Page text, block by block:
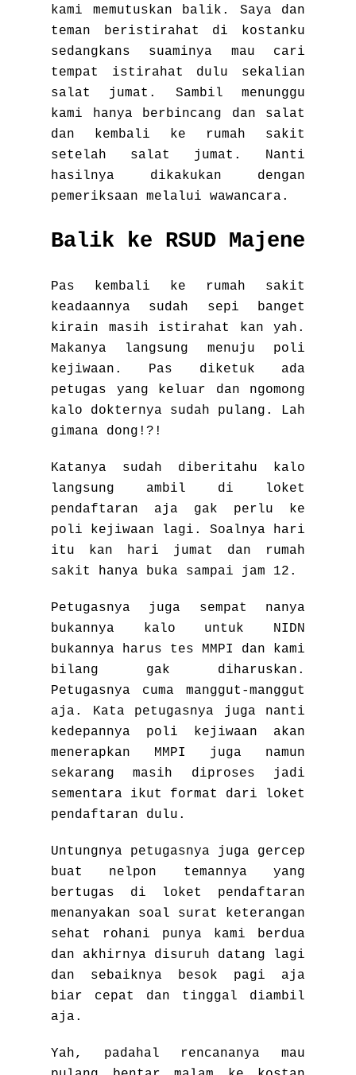
kami memutuskan balik. Saya dan
teman beristirahat di kostanku
sedangkans suaminya mau cari
tempat istirahat dulu sekalian
salat jumat. Sambil menunggu
kami hanya berbincang dan salat
dan kembali ke rumah sakit
setelah salat jumat. Nanti
hasilnya dikakukan dengan
pemeriksaan melalui wawancara.
Balik ke RSUD Majene
Pas kembali ke rumah sakit
keadaannya sudah sepi banget
kirain masih istirahat kan yah.
Makanya langsung menuju poli
kejiwaan. Pas diketuk ada
petugas yang keluar dan ngomong
kalo dokternya sudah pulang. Lah
gimana dong!?!
Katanya sudah diberitahu kalo
langsung ambil di loket
pendaftaran aja gak perlu ke
poli kejiwaan lagi. Soalnya hari
itu kan hari jumat dan rumah
sakit hanya buka sampai jam 12.
Petugasnya juga sempat nanya
bukannya kalo untuk NIDN
bukannya harus tes MMPI dan kami
bilang gak diharuskan.
Petugasnya cuma manggut-manggut
aja. Kata petugasnya juga nanti
kedepannya poli kejiwaan akan
menerapkan MMPI juga namun
sekarang masih diproses jadi
sementara ikut format dari loket
pendaftaran dulu.
Untungnya petugasnya juga gercep
buat nelpon temannya yang
bertugas di loket pendaftaran
menanyakan soal surat keterangan
sehat rohani punya kami berdua
dan akhirnya disuruh datang lagi
dan sebaiknya besok pagi aja
biar cepat dan tinggal diambil
aja.
Yah, padahal rencananya mau